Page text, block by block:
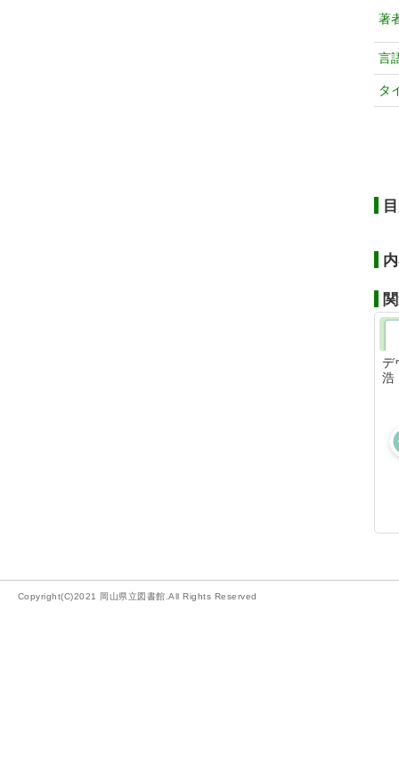
著
言
タ
デ
浩
Copyright(C)2021 岡山県立図書館.All Rights Reserved